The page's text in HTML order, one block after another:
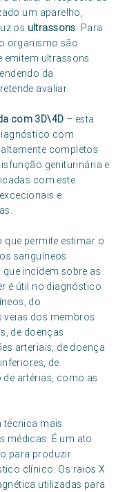
um aparelho,
os ultrassons. Para
organismo são
emitem ultrassons
da
avaliar.
com 3D\4D – esta
com
completos
geniturinária e
com este
e
permite estimar o
sanguíneos
incidem sobre as
é útil no diagnóstico
do
dos membros
de doenças
arteriais, de doença
de
artérias, como as
técnica mais
médicas. É um ato
para produzir
clínico. Os raios X
utilizadas para